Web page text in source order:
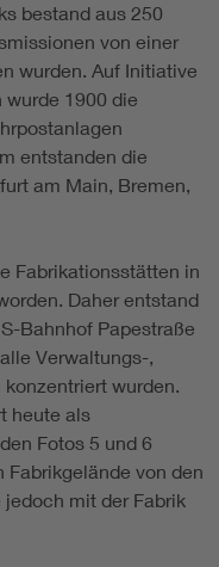
bestand aus 250
von einer
wurden. Auf Initiative
1900 die
entstanden die
am Main, Bremen,
Fabrikationsstätten in
Daher entstand
Bahnhof Papestraße
Verwaltungs-,
wurden.
heute als
Fotos 5 und 6
von den
mit der Fabrik